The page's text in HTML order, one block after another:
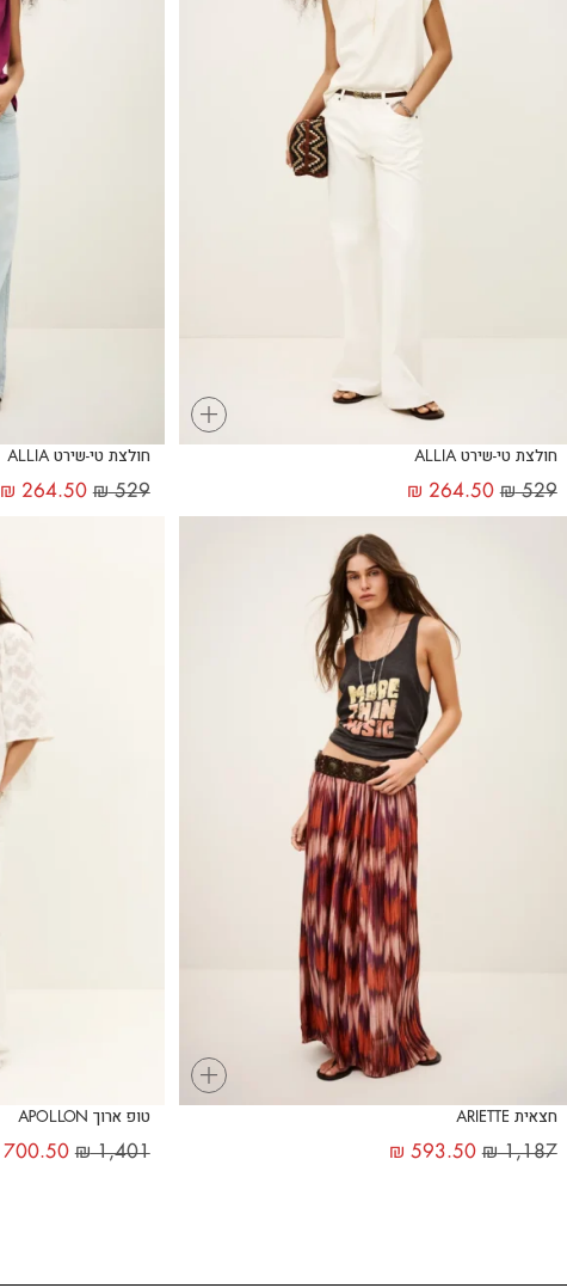
+
חולצת טי-שירט ALLIA
₪529
₪ 264.50
חולצת טי-שירט ALLIA
₪529
₪ 264.50
+
חצאית ARIETTE
₪1,187
₪ 593.50
טופ ארוך APOLLON
₪1,401
700.50